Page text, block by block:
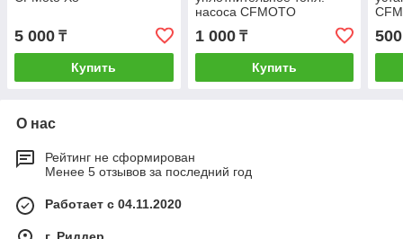
5 000 ₸
Купить
насоса CFMOTO
1 000₸
Купить
500
О нас
Рейтинг не сформирован
Менее 5 отзывов за последний год
Работает с 04.11.2020